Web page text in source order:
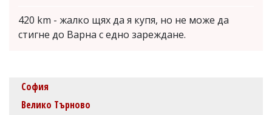
420 km - жалко щях да я купя, но не може да
стигне до Варна с едно зареждане.
София
Велико Търново